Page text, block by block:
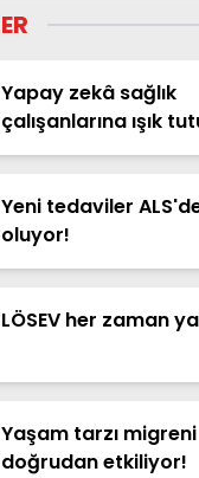
Yapay zekâ sağlık
çalışanlarına ışık
Yeni tedaviler
oluyor!
LÖSEV her zaman
Yaşam tarzı migreni
doğrudan etkiliyor!